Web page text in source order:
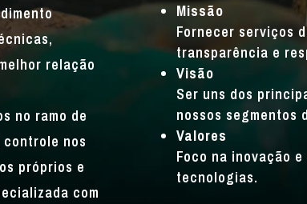
relação
no ramo de
nos
próprios e
com
Missão
Fornecer serviços
transparência e
Visão
Ser uns dos
nossos segmentos
Valores
Foco na inovação
tecnologias.